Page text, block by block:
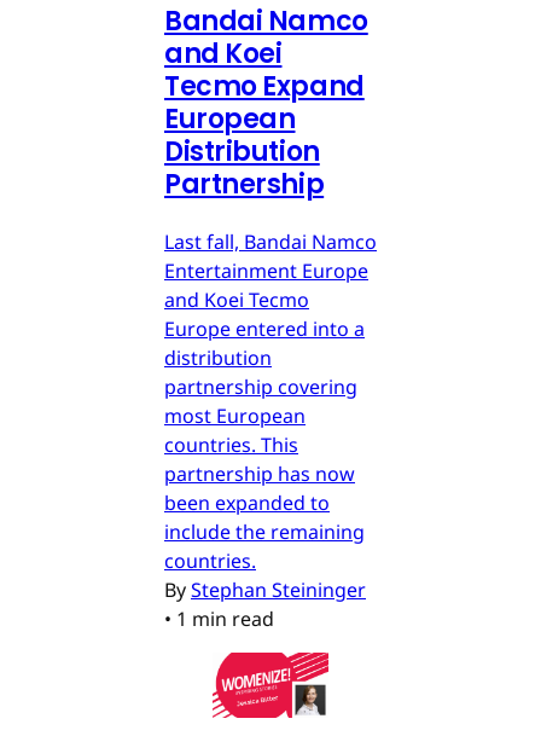
Bandai Namco
and Koei
Tecmo Expand
European
Distribution
Partnership
Last fall, Bandai Namco
Entertainment Europe
and Koei Tecmo
Europe entered into a
distribution
partnership covering
most European
countries. This
partnership has now
been expanded to
include the remaining
countries.
ByStephan Steininger
• 1 min read